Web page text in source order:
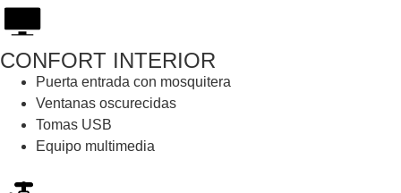
CONFORT INTERIOR
Puerta entrada con mosquitera
Ventanas oscurecidas
Tomas USB
Equipo multimedia